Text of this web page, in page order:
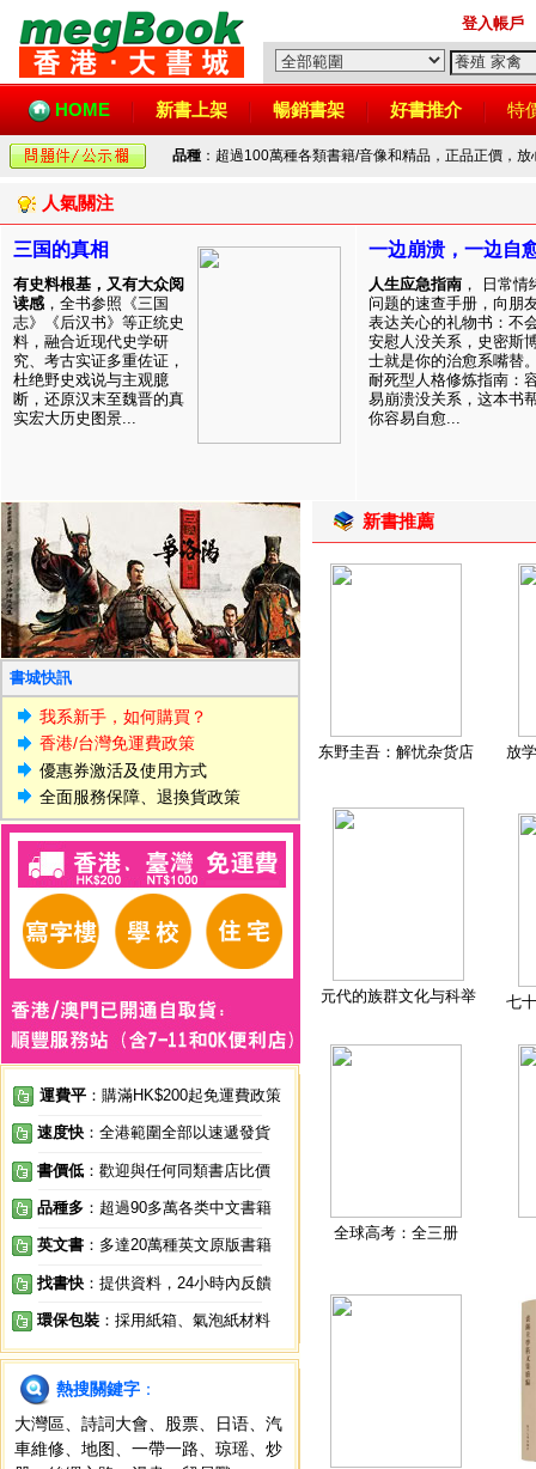
登入帳戶
HOME 新書上架 暢銷書架 好書推介 特
品種 ：超過100萬種各類書籍/音像和精品，正品正價，
人氣關注
三国的真相
有史料根基，又有大众阅
读感 ，全书参照《三国
志》《后汉书》等正统史
料，融合近现代史学研
究、考古实证多重佐证，
杜绝野史戏说与主观臆
断，还原汉末至魏晋的真
实宏大历史图景...
一边崩溃，一边自
人生应急指南 ， 日常情
问题的速查手册，向朋
表达关心的礼物书：不
安慰人没关系，史密斯
士就是你的治愈系嘴替
耐死型人格修炼指南：
易崩溃没关系，这本书
你容易自愈...
書城快訊
我系新手，如何購買？
香港/台灣免運費政策
優惠券激活及使用方式
全面服務保障、退換貨政策
運費平 ：購滿HK$200起免運費政策
速度快 ：全港範圍全部以速遞發貨
書價低 ：歡迎與任何同類書店比價
品種多 ：超過90多萬各类中文書籍
英文書 ：多達20萬種英文原版書籍
找書快 ：提供資料，24小時內反饋
環保包裝 ：採用紙箱、氣泡紙材料
熱搜關鍵字 ：
大灣區
詩詞大會 股票 日语
汽
車維修
地图 一帶一路 琼瑶
炒
新書推薦
东野圭吾：解忧杂货店 放
元代的族群文化与科举 七
全球高考：全三册